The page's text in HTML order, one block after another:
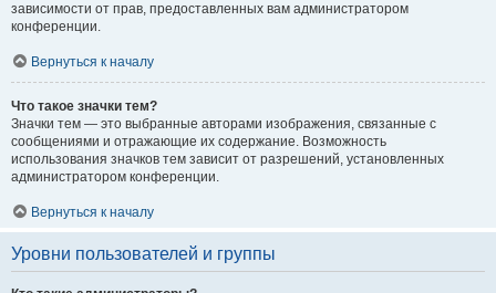
зависимости от прав, предоставленных вам администратором
конференции.
Вернуться к началу
Что такое значки тем?
Значки тем — это выбранные авторами изображения, связанные с
сообщениями и отражающие их содержание. Возможность
использования значков тем зависит от разрешений, установленных
администратором конференции.
Вернуться к началу
Уровни пользователей и группы